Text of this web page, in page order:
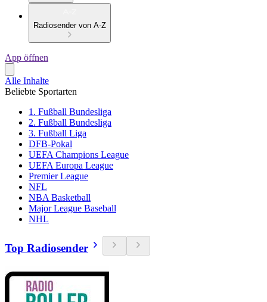
Radiosender von A-Z
App öffnen
Alle Inhalte
Beliebte Sportarten
1. Fußball Bundesliga
2. Fußball Bundesliga
3. Fußball Liga
DFB-Pokal
UEFA Champions League
UEFA Europa League
Premier League
NFL
NBA Basketball
Major League Baseball
NHL
Top Radiosender